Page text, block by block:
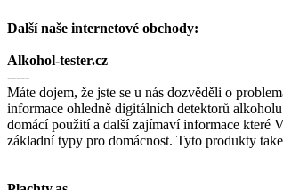
Další naše internetové obchody:
Alkohol-tester.cz
-----
Máte dojem, že jste se u nás dozvěděli o
informace ohledně digitálních detektorů
domácí použití a další zajímaví informace které
základní typy pro domácnost. Tyto produkty